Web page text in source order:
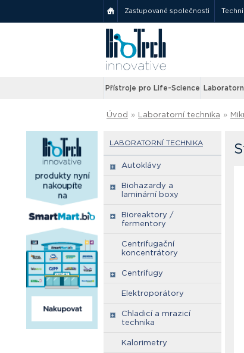
Zastupované společnosti
Přístroje pro Life-Science
Úvod » Laboratorní technika »
LABORATORNÍ TECHNIKA
Autoklávy
Biohazardy a
laminární boxy
Bioreaktory /
fermentory
Centrifugační
koncentrátory
Centrifugy
Elektroporátory
Chladicí a mrazicí
technika
Kalorimetry